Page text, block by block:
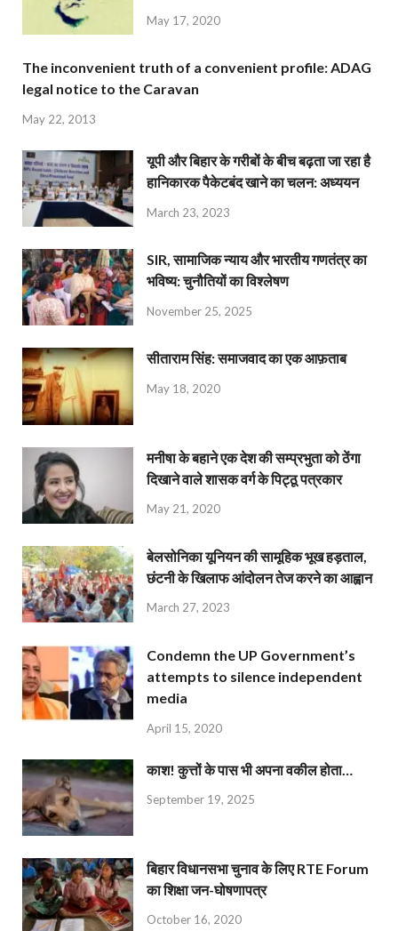
May 17, 2020
The inconvenient truth of a convenient profile: ADAG
legal notice to the Caravan
May 22, 2013
यूपी और बिहार के गरीबों के बीच बढ़ता जा रहा है
हानिकारक पैकेटबंद खाने का चलन: अध्ययन
March 23, 2023
SIR, सामाजिक न्याय और भारतीय गणतंत्र का
भविष्य: चुनौतियों का विश्लेषण
November 25, 2025
सीताराम सिंह: समाजवाद का एक आफ़ताब
May 18, 2020
मनीषा के बहाने एक देश की सम्प्रभुता को ठेंगा
दिखाने वाले शासक वर्ग के पिट्ठू पत्रकार
May 21, 2020
बेलसोनिका यूनियन की सामूहिक भूख हड़ताल,
छंटनी के खिलाफ आंदोलन तेज करने का आह्वान
March 27, 2023
Condemn the UP Government’s
attempts to silence independent
media
April 15, 2020
काश! कुत्तों के पास भी अपना वकील होता…
September 19, 2025
बिहार विधानसभा चुनाव के लिए RTE Forum
का शिक्षा जन-घोषणापत्र
October 16, 2020